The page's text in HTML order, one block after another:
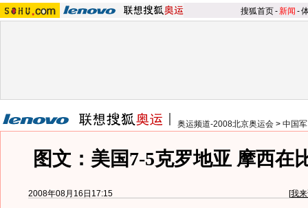
搜狐首页-新闻 -
奥运频道-2008北京奥运会 > 中国
图文：美国7-5克罗地亚 摩西在
2008年08月16日17:15 [我